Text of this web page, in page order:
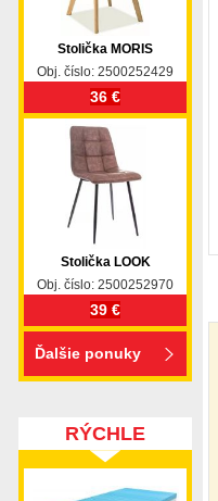
Stolička MORIS
Obj. číslo: 2500252429
36 €
Stolička LOOK
Obj. číslo: 2500252970
39 €
Ďalšie ponuky
RÝCHLE
DODANIE